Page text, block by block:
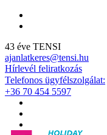
43 éve TENSI
ajanlatkeres@tensi.hu
Hírlevél feliratkozás
Telefonos ügyfélszolgálat:
+36 70 454 5597